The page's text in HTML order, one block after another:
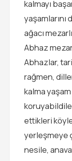
kalmayı
yaşamlarını
ağacı
Abhaz
Abhazlar,
rağmen,
kalma
ettikleri
yerleşmeye
nesile,